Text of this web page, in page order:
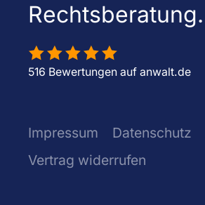
Rechtsberatung.
516 Bewertungen auf anwalt.de
Impressum Datenschutz
Vertrag widerrufen